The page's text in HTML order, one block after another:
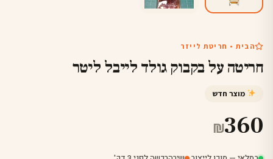
הבית • חריטת לייזר
חריטה על בקבוק גולד לייבל ליטר
מוצר חדש
₪360